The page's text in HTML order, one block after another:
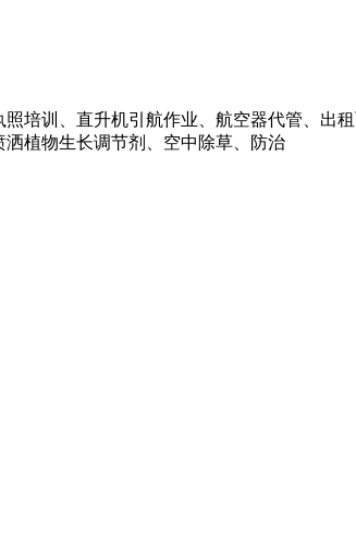
培训、直升机引航作业、航空器代管、出
植物生长调节剂、空中除草、防治